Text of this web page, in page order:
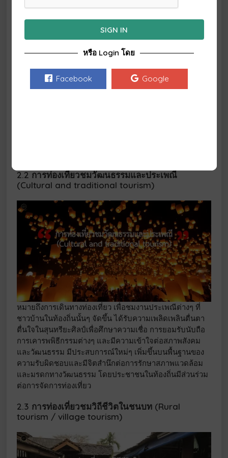
หมายถึงการเดินทางท่องเที่ยวไปยังแหล่งท่องเที่ยวทาง
2.2 การท่องเที่ยวชมวัฒนธรรมและประเพณี
(Cultural and traditional tourism)
หมายถึงการเดินทางท่องเที่ยว เพื่อชมงานประเพณีต่างๆ ที่
ชาวบ้านในท้องถิ่นนั้นๆ จัดขึ้น ได้รับความเพลิดเพลินตื่นตา
ตื่นใจในสุนทรียะศิลป์เพื่อศึกษาความเชื่อ การยอมรับนับถือ
การเคารพพิธีกรรมต่างๆ และมีความเข้าใจต่อสภาพสังคม
และวัฒนธรรม มีประสบการณ์ใหม่ๆ เพิ่มขึ้นบนพื้นฐานของ
ความรับผิดชอบและมีจิตสำนึกต่อการรักษาสภาพแวดล้อม
และมรดกทางวัฒนธรรม โดยประชาชนในท้องถิ่นมีส่วนร่วม
ต่อการจัดการท่องเที่ยว
2.3 การท่องเที่ยวชมวิถีชีวิตในชนบท (Rural
tourism / village tourism)
SIGN IN
หรือ Login โดย
Facebook Google